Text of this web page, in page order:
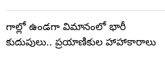
గాల్లో ఉండగా విమానంలో భారీ
కుదుపులు.. ప్రయాణికుల హాహాకారాలు